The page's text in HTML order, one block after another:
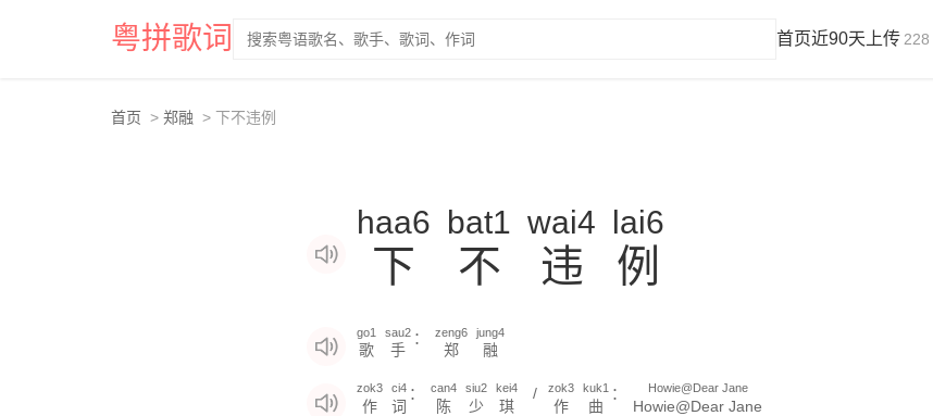
粤拼歌词 首页近90天上传 228
首页 郑融 下不违例
下
haa6
不
bat1
违
wai4
例
lai6
歌
go1
手
sau2 ：
郑
zeng6
融
jung4
作
zok3
词
ci4 ：
陈
can4
少
siu2
琪
kei4 /
作
zok3
曲
kuk1 ：
Howie@Dear Jane
Howie@Dear Jane